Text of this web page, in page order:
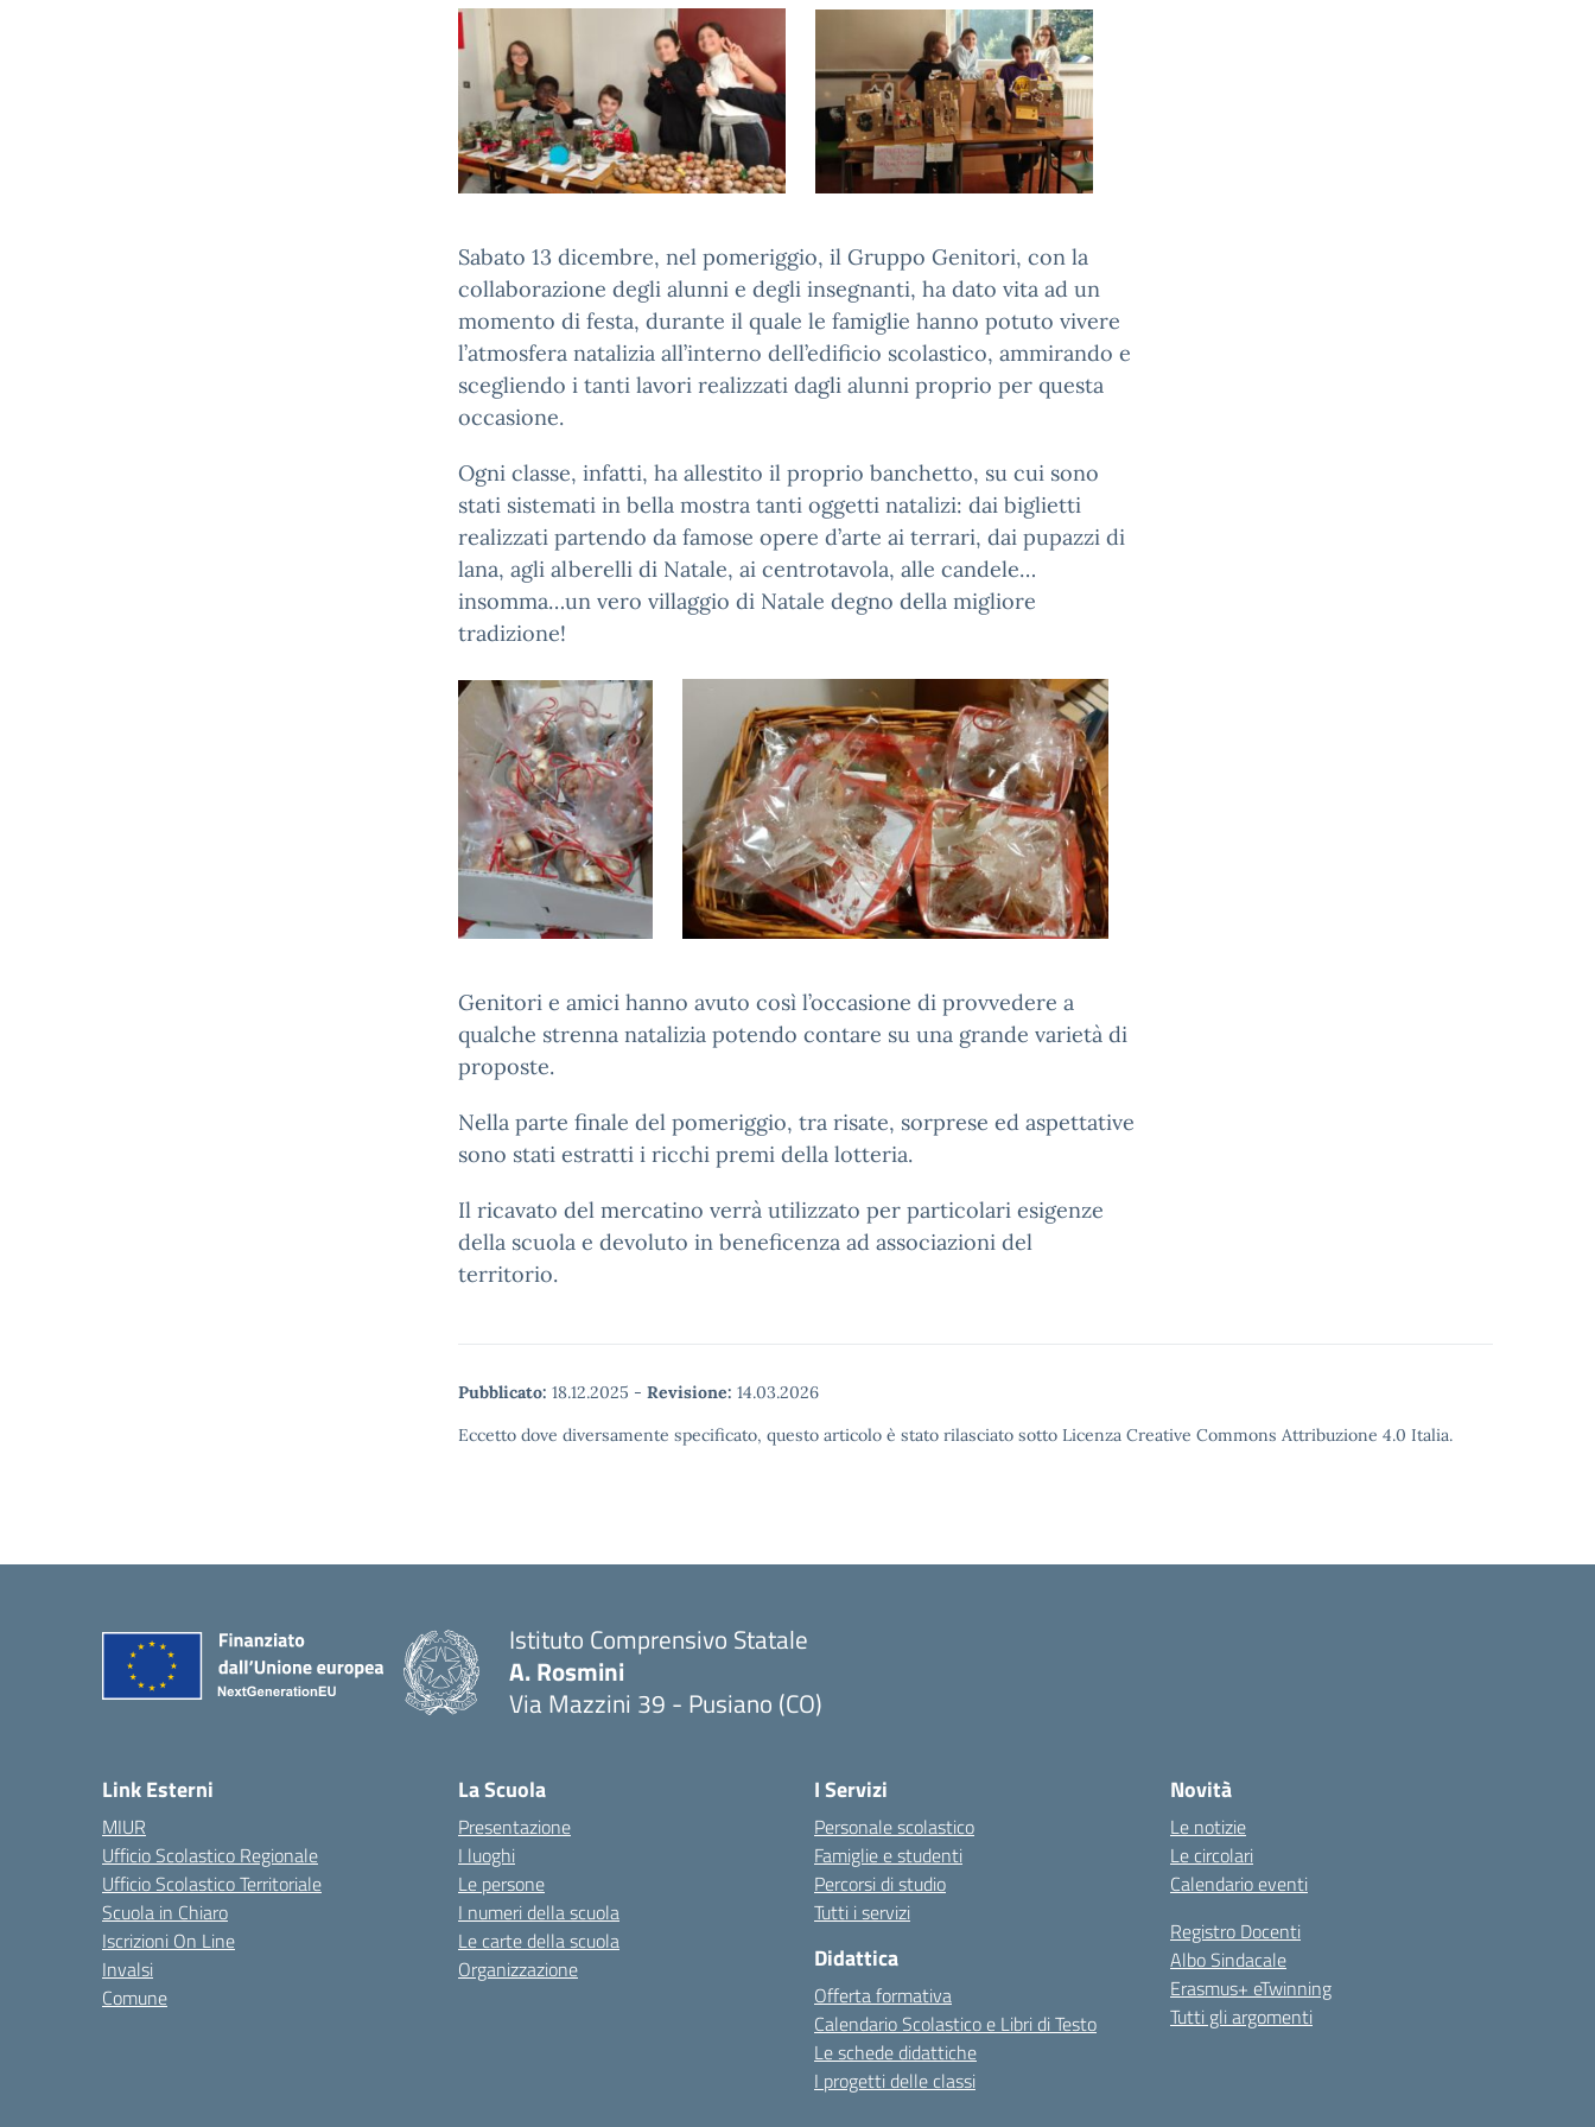
Sabato 13 dicembre, nel pomeriggio, il Gruppo Genitori, con la
collaborazione degli alunni e degli insegnanti, ha dato vita ad un
momento di festa, durante il quale le famiglie hanno potuto vivere
l’atmosfera natalizia all’interno dell’edificio scolastico, ammirando e
scegliendo i tanti lavori realizzati dagli alunni proprio per questa
occasione.
Ogni classe, infatti, ha allestito il proprio banchetto, su cui sono
stati sistemati in bella mostra tanti oggetti natalizi: dai biglietti
realizzati partendo da famose opere d’arte ai terrari, dai pupazzi di
lana, agli alberelli di Natale, ai centrotavola, alle candele…
insomma…un vero villaggio di Natale degno della migliore
tradizione!
Genitori e amici hanno avuto così l’occasione di provvedere a
qualche strenna natalizia potendo contare su una grande varietà di
proposte.
Nella parte finale del pomeriggio, tra risate, sorprese ed aspettative
sono stati estratti i ricchi premi della lotteria.
Il ricavato del mercatino verrà utilizzato per particolari esigenze
della scuola e devoluto in beneficenza ad associazioni del
territorio.
Pubblicato: 18.12.2025 - Revisione: 14.03.2026
Eccetto dove diversamente specificato, questo articolo è stato rilasciato sotto Licenza Creative Commons Attribuzione 4.0 Italia.
Istituto Comprensivo Statale
A. Rosmini
Via Mazzini 39 - Pusiano (CO)
Link Esterni
MIUR
Ufficio Scolastico Regionale
Ufficio Scolastico Territoriale
Scuola in Chiaro
Iscrizioni On Line
Invalsi
Comune
La Scuola
Presentazione
I luoghi
Le persone
I numeri della scuola
Le carte della scuola
Organizzazione
I Servizi
Personale scolastico
Famiglie e studenti
Percorsi di studio
Tutti i servizi
Didattica
Offerta formativa
Calendario Scolastico e Libri di Testo
Le schede didattiche
I progetti delle classi
Novità
Le notizie
Le circolari
Calendario eventi
Registro Docenti
Albo Sindacale
Erasmus+ eTwinning
Tutti gli argomenti